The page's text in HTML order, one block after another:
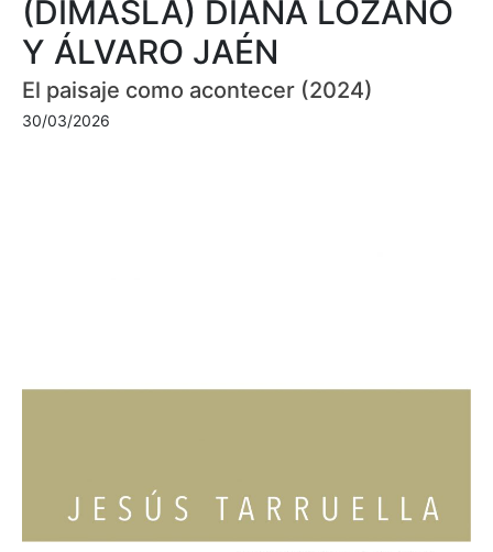
(DIMASLA) DIANA LOZANO
Y ÁLVARO JAÉN
El paisaje como acontecer (2024)
30/03/2026